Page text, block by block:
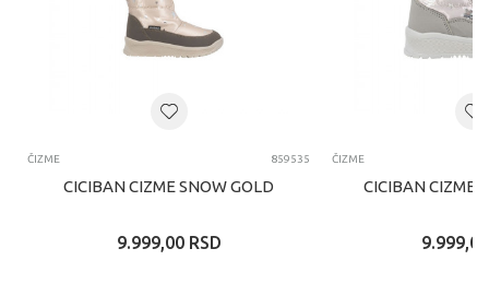
ČIZME 859535
CICIBAN CIZME SNOW GOLD
9.999,00 RSD
ČIZME
CICIBAN CIZME
9.999,00